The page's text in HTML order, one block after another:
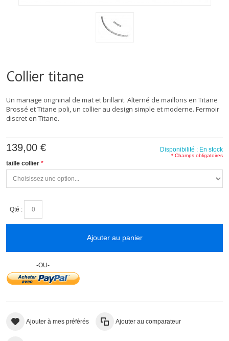
Collier titane
Un mariage origninal de mat et brillant. Alterné de maillons en Titane
Brossé et Titane poli, un collier au design simple et moderne. Fermoir
discret en Titane.
Disponibilité : En stock
139,00 €
taille collier
* Champs obligatoires
Qté :
Ajouter au panier
-OU-
Ajouter à mes préférés Ajouter au comparateur